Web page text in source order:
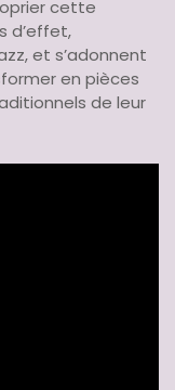
cette
d’effet,
et s’adonnent
en pièces
de leur